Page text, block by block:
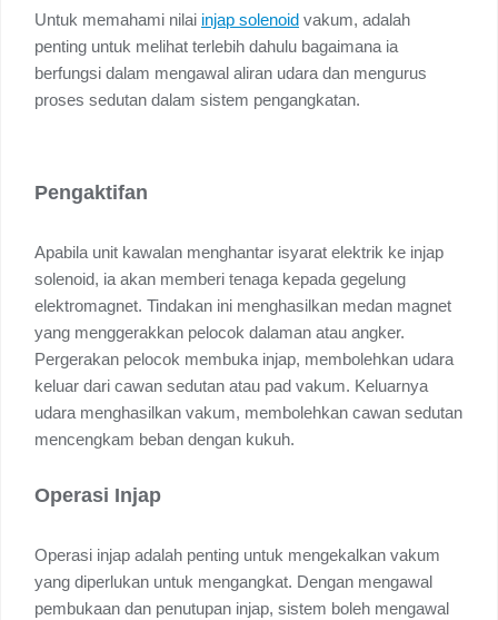
Untuk memahami nilai injap solenoid vakum, adalah
penting untuk melihat terlebih dahulu bagaimana ia
berfungsi dalam mengawal aliran udara dan mengurus
proses sedutan dalam sistem pengangkatan.
Pengaktifan
Apabila unit kawalan menghantar isyarat elektrik ke injap
solenoid, ia akan memberi tenaga kepada gegelung
elektromagnet. Tindakan ini menghasilkan medan magnet
yang menggerakkan pelocok dalaman atau angker.
Pergerakan pelocok membuka injap, membolehkan udara
keluar dari cawan sedutan atau pad vakum. Keluarnya
udara menghasilkan vakum, membolehkan cawan sedutan
mencengkam beban dengan kukuh.
Operasi Injap
Operasi injap adalah penting untuk mengekalkan vakum
yang diperlukan untuk mengangkat. Dengan mengawal
pembukaan dan penutupan injap, sistem boleh mengawal